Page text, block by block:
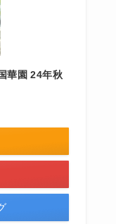
華園 24年秋